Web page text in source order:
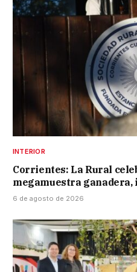
INTERIOR
Corrientes: La Rural
megamuestra
6 de agosto de 2026